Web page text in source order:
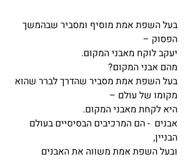
בעל השפת אמת מוסיף ומסביר שבהמשך
הפסוק –
יעקב לוקח מאבני המקום.
מהם אבני המקום?
בעל השפת אמת מסביר שהדרך לברר שהוא
מקומו של עולם –
היא לקחת מאבני המקום.
אבנים  - הם המרכיבים הבסיסיים בעולם
הבניין,
ובעל השפת אמת משווה את האבנים